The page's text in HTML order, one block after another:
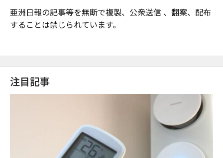
亜洲日報の記事等を無断で複製、公衆送信 、翻案、配布
することは禁じられています。
注目記事